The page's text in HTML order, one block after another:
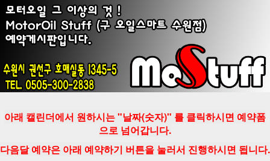
아래 캘린더에서 원하시는 "날짜(숫자)" 를 클릭하시면 예약폼
으로 넘어갑니다.
다음달 예약은 아래 예약하기 버튼을 눌러서 진행하시면 됩니다.